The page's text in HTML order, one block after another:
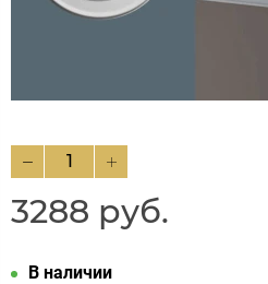
3288 руб.
В наличии